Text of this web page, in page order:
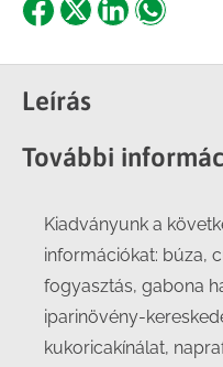
Share
Facebook
Share
X
ShareShare
Leírás
További
Kiadványunk a
információkat: búza,
fogyasztás, gabona
iparinövény-
kukoricakínálat,